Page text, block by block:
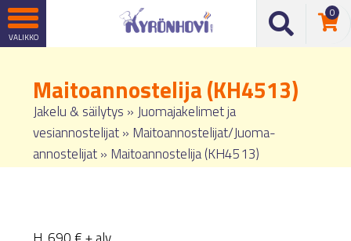
0
Maitoannostelija (KH4513)
Jakelu & säilytys » Juomajakelimet ja
vesiannostelijat» Maitoannostelijat/Juoma-
annostelijat» Maitoannostelija (KH4513)